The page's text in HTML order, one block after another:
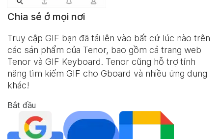
Chia sẻ ở mọi nơi
Truy cập GIF bạn đã tải lên vào bất cứ lúc nào trên
các sản phẩm của Tenor, bao gồm cả trang web
Tenor và GIF Keyboard. Tenor cũng hỗ trợ tính
năng tìm kiếm GIF cho Gboard và nhiều ứng dụng
khác!
Bắt đầu